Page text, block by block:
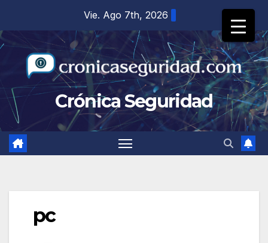
contenido
Vie. Ago 7th, 2026
Crónica Seguridad
pc